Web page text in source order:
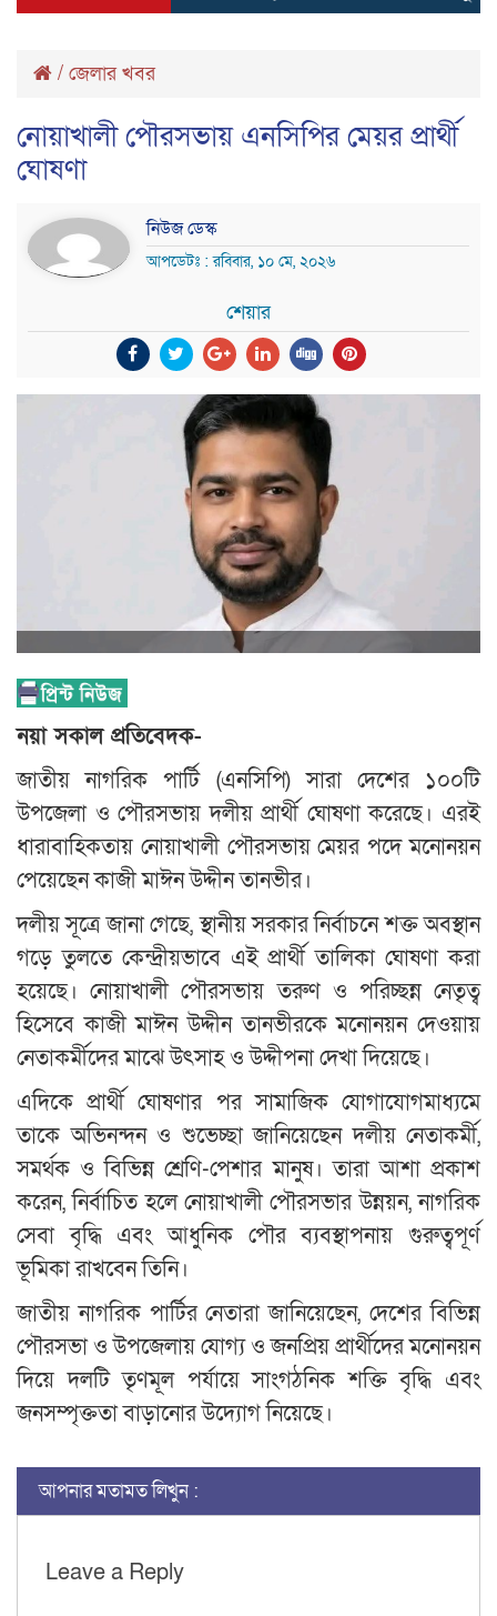
/ জেলার খবর
নোয়াখালী পৌরসভায় এনসিপির মেয়র প্রার্থী
ঘোষণা
নিউজ ডেস্ক
আপডেটঃ : রবিবার, ১০ মে, ২০২৬
শেয়ার
নয়া সকাল প্রতিবেদক-
জাতীয় নাগরিক পার্টি (এনসিপি) সারা দেশের ১০০টি
উপজেলা ও পৌরসভায় দলীয় প্রার্থী ঘোষণা করেছে। এরই
ধারাবাহিকতায় নোয়াখালী পৌরসভায় মেয়র পদে মনোনয়ন
পেয়েছেন কাজী মাঈন উদ্দীন তানভীর।
দলীয় সূত্রে জানা গেছে, স্থানীয় সরকার নির্বাচনে শক্ত অবস্থান
গড়ে তুলতে কেন্দ্রীয়ভাবে এই প্রার্থী তালিকা ঘোষণা করা
হয়েছে। নোয়াখালী পৌরসভায় তরুণ ও পরিচ্ছন্ন নেতৃত্ব
হিসেবে কাজী মাঈন উদ্দীন তানভীরকে মনোনয়ন দেওয়ায়
নেতাকর্মীদের মাঝে উৎসাহ ও উদ্দীপনা দেখা দিয়েছে।
এদিকে প্রার্থী ঘোষণার পর সামাজিক যোগাযোগমাধ্যমে
তাকে অভিনন্দন ও শুভেচ্ছা জানিয়েছেন দলীয় নেতাকর্মী,
সমর্থক ও বিভিন্ন শ্রেণি-পেশার মানুষ। তারা আশা প্রকাশ
করেন, নির্বাচিত হলে নোয়াখালী পৌরসভার উন্নয়ন, নাগরিক
সেবা বৃদ্ধি এবং আধুনিক পৌর ব্যবস্থাপনায় গুরুত্বপূর্ণ
ভূমিকা রাখবেন তিনি।
জাতীয় নাগরিক পার্টির নেতারা জানিয়েছেন, দেশের বিভিন্ন
পৌরসভা ও উপজেলায় যোগ্য ও জনপ্রিয় প্রার্থীদের মনোনয়ন
দিয়ে দলটি তৃণমূল পর্যায়ে সাংগঠনিক শক্তি বৃদ্ধি এবং
জনসম্পৃক্ততা বাড়ানোর উদ্যোগ নিয়েছে।
আপনার মতামত লিখুন :
Leave a Reply